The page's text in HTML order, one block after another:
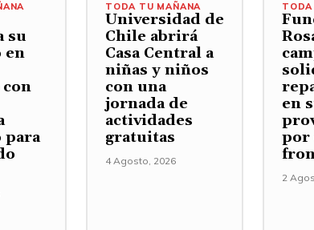
su
en
para
TODA TU MAÑANA
Universidad de
Chile abrirá
Casa Central a
niñas y niños
con una
jornada de
actividades
gratuitas
4 Agosto, 2026
en
por
2